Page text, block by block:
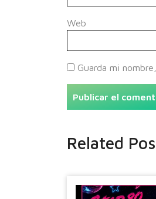
Web
Guarda mi
Related